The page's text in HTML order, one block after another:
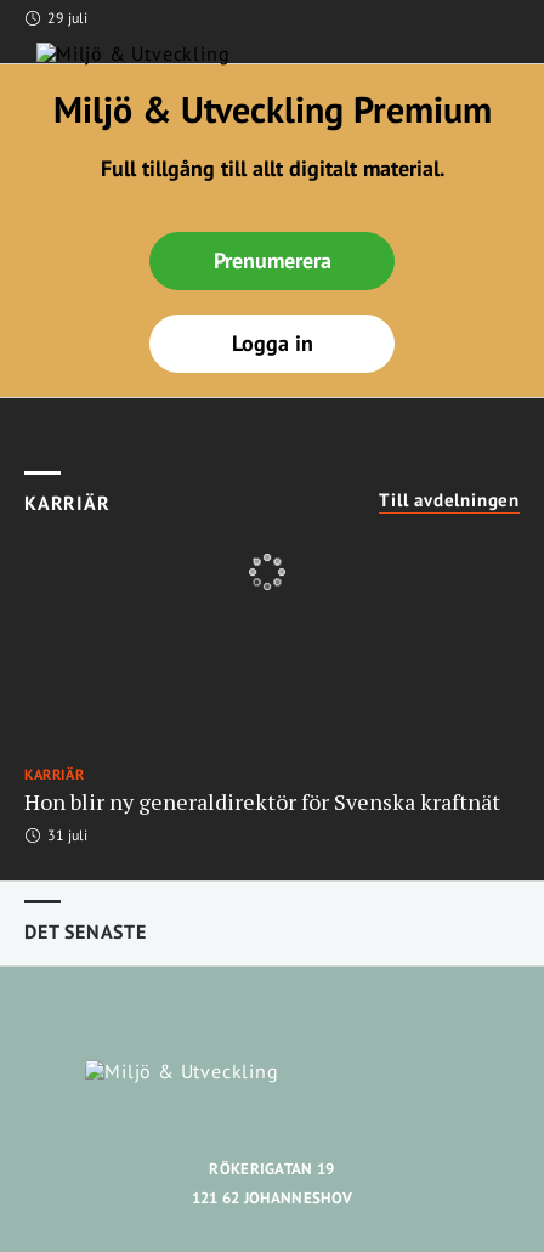
29 juli
Miljö & Utveckling Premium
Full tillgång till allt digitalt material.
Prenumerera
Logga in
KARRIÄR Till avdelningen
KARRIÄR
Hon blir ny generaldirektör för Svenska kraftnät
31 juli
DET SENASTE
RÖKERIGATAN 19
121 62 JOHANNESHOV